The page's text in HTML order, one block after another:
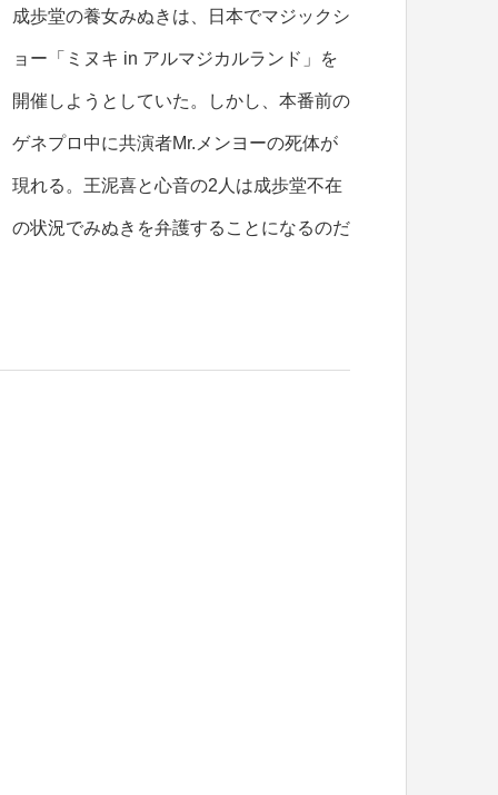
成歩堂の養女みぬきは、日本でマジックシ
ョー「ミヌキ in アルマジカルランド」を
開催しようとしていた。しかし、本番前の
ゲネプロ中に共演者Mr.メンヨーの死体が
現れる。王泥喜と心音の2人は成歩堂不在
の状況でみぬきを弁護することになるのだ